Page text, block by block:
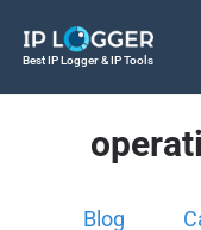
Best IP Logger & IP Tools
Blog